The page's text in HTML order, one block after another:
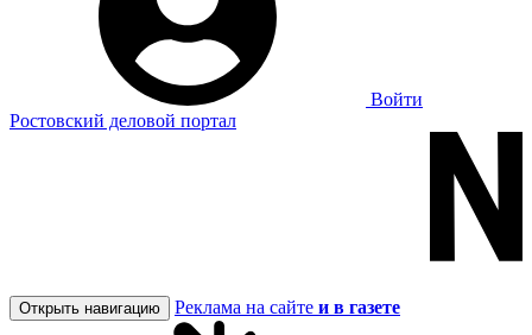
Войти
Ростовский деловой портал
Открыть навигацию Реклама на сайте и в газете